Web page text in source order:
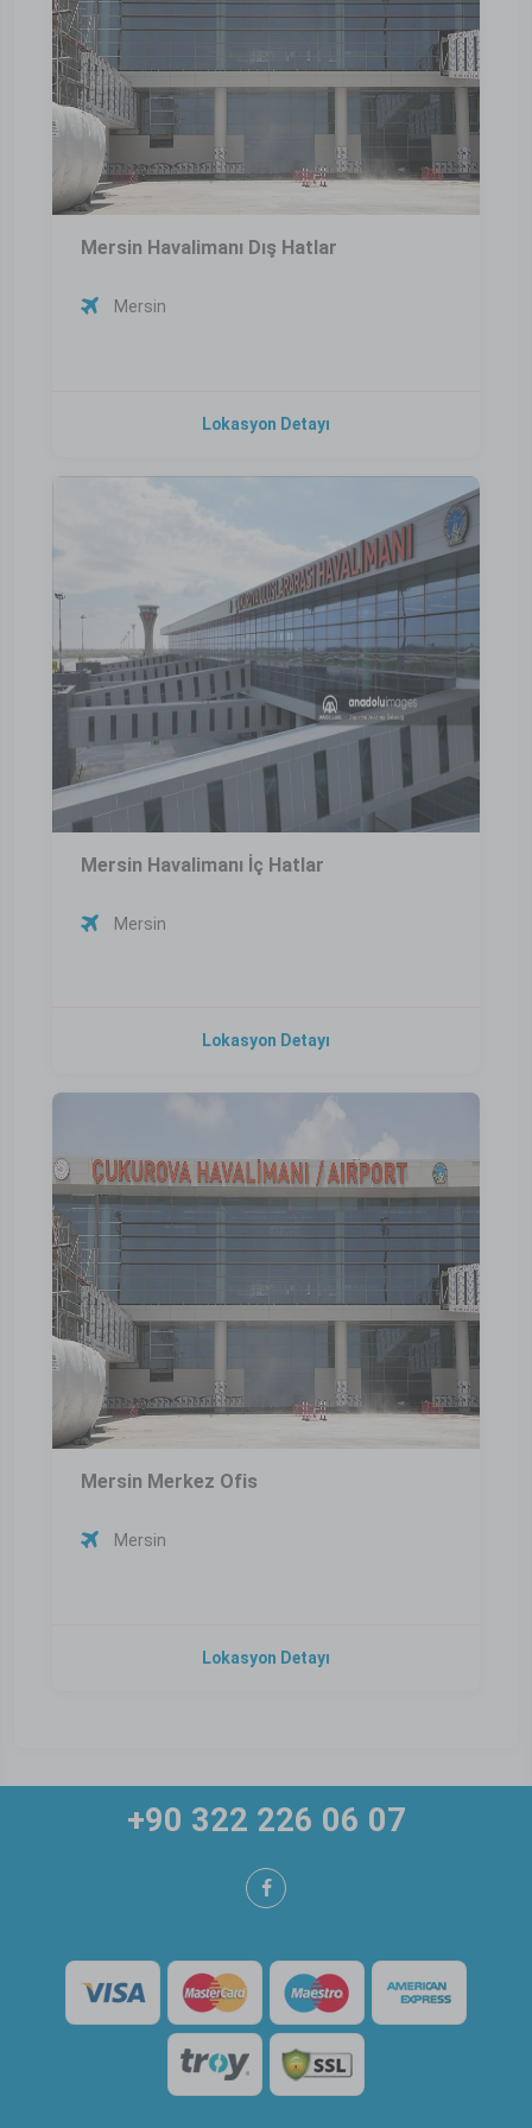
Mersin Havalimanı Dış Hatlar
Mersin
Lokasyon Detayı
Mersin Havalimanı İç Hatlar
Mersin
Lokasyon Detayı
Mersin Merkez Ofis
Mersin
Lokasyon Detayı
+90 322 226 06 07